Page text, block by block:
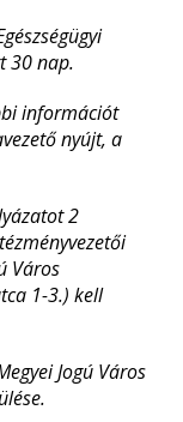
30 nap.
információt
nyújt, a
2
Város
1-3.) kell
Jogú Város